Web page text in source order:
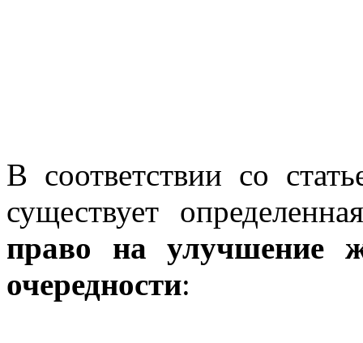
В соответствии со
существует
право на улучшение
очередности: